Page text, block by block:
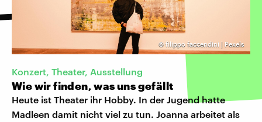
© filippo faccendini | Pexels
Konzert, Theater, Ausstellung
Wie wir finden, was uns gefällt
Heute ist Theater ihr Hobby. In der Jugend hatte
Madleen damit nicht viel zu tun. Joanna arbeitet als